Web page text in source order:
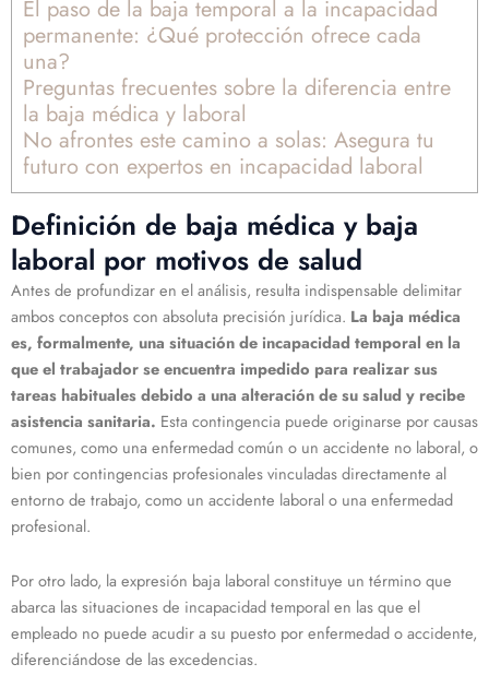
El paso de la baja temporal a la incapacidad
permanente: ¿Qué protección ofrece cada
una?
Preguntas frecuentes sobre la diferencia entre
la baja médica y laboral
No afrontes este camino a solas: Asegura tu
futuro con expertos en incapacidad laboral
Definición de baja médica y baja
laboral por motivos de salud
Antes de profundizar en el análisis, resulta indispensable delimitar
ambos conceptos con absoluta precisión jurídica. La baja médica
es, formalmente, una situación de incapacidad temporal en la
que el trabajador se encuentra impedido para realizar sus
tareas habituales debido a una alteración de su salud y recibe
asistencia sanitaria. Esta contingencia puede originarse por causas
comunes, como una enfermedad común o un accidente no laboral, o
bien por contingencias profesionales vinculadas directamente al
entorno de trabajo, como un accidente laboral o una enfermedad
profesional.
Por otro lado, la expresión baja laboral constituye un término que
abarca las situaciones de incapacidad temporal en las que el
empleado no puede acudir a su puesto por enfermedad o accidente,
diferenciándose de las excedencias.